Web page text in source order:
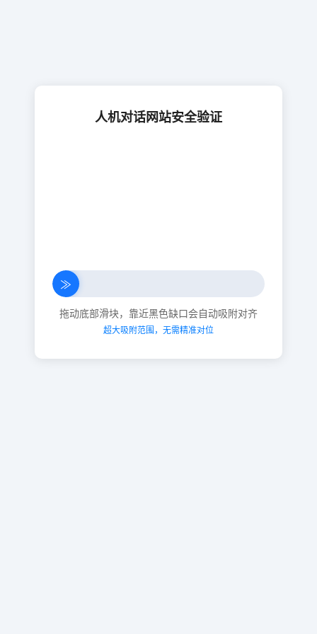
人机对话网站安全验证
≫
拖动底部滑块，靠近黑色缺口会自动吸附对齐
超大吸附范围，无需精准对位